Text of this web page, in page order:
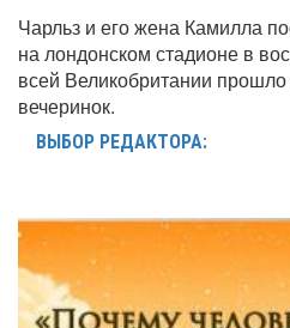
Чарльз и его жена Камилла
на лондонском стадионе в
всей Великобритании
вечеринок.
ВЫБОР РЕДАКТОРА: